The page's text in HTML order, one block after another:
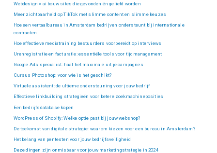
Webdesign × ai bouw sites die gevonden én geliefd worden
Meer zichtbaarheid op TikTok met slimme content en slimme keuzes
Hoe een vertaalbureau in Amsterdam bedrijven ondersteunt bij internationale
contracten
Hoe effectieve mediatraining bestuurders voorbereidt op interviews
Urenregistratie en facturatie: essentiële tools voor tijdmanagement
Google Ads specialist: haal het maximale uit je campagnes
Cursus Photoshop: voor wie is het geschikt?
Virtuele assistent: de ultieme ondersteuning voor jouw bedrijf
Effectieve linkbuilding strategieën voor betere zoekmachineposities
Een bedrijfsdatabase kopen
WordPress of Shopify: Welke optie past bij jouw webshop?
De toekomst van digitale strategie: waarom kiezen voor een bureau in Amsterdam?
Het belang van pentesten voor jouw bedrijfsveiligheid
Deze dingen zijn onmisbaar voor jouw marketingstrategie in 2024